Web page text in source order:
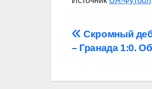
Навігація
записів
Скромный
– Гранада 1:0.